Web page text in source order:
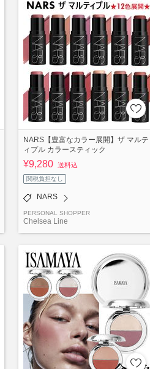
NARS【豊富なカラー展開】ザ マルテ
ィプル カラースティック
¥9,280 送料込
関税負担なし
NARS
PERSONAL SHOPPER
Chelsea Line